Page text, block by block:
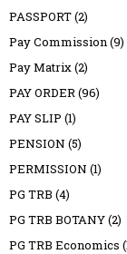
PASSPORT(2)
Pay Commission(9)
Pay Matrix(2)
PAY ORDER(96)
PAY SLIP (1)
PENSION (5)
PERMISSION (1)
PG TRB (4)
PG TRB BOTANY(2)
PG TRB Economics